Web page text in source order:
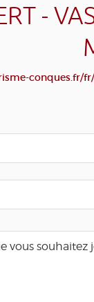
-
conques.fr/